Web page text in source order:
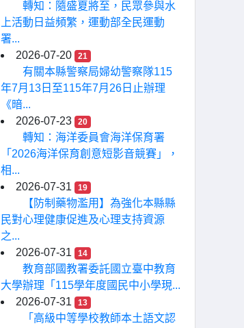
轉知：隨盛夏將至，民眾參與水
上活動日益頻繁，運動部全民運動
署...
2026-07-20
21
有關本縣警察局婦幼警察隊115
年7月13日至115年7月26日止辦理
《暗...
2026-07-23
20
轉知：海洋委員會海洋保育署
「2026海洋保育創意短影音競賽」，
相...
2026-07-31
19
【防制藥物濫用】為強化本縣縣
民對心理健康促進及心理支持資源
之...
2026-07-31
14
教育部國教署委託國立臺中教育
大學辦理「115學年度國民中小學現...
2026-07-31
13
「高級中等學校教師本土語文認